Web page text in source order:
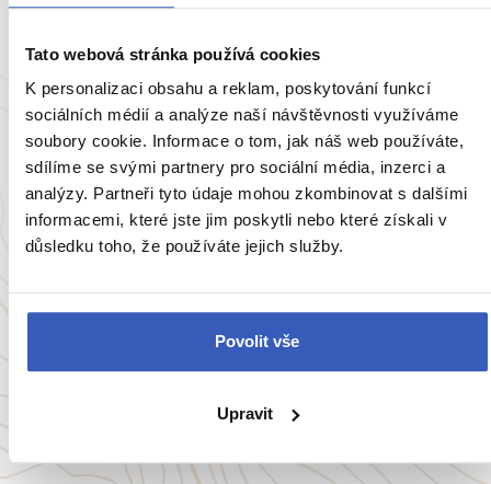
Tato webová stránka používá cookies
K personalizaci obsahu a reklam, poskytování funkcí
sociálních médií a analýze naší návštěvnosti využíváme
soubory cookie. Informace o tom, jak náš web používáte,
sdílíme se svými partnery pro sociální média, inzerci a
analýzy. Partneři tyto údaje mohou zkombinovat s dalšími
informacemi, které jste jim poskytli nebo které získali v
důsledku toho, že používáte jejich služby.
Povolit vše
Upravit
Inspirace
7 nejzajímavějších míst Uzbekistánu:
snídaně na tržišti či v paláci, oběd v horách
a noc pod hvězdami
7678 přečtení